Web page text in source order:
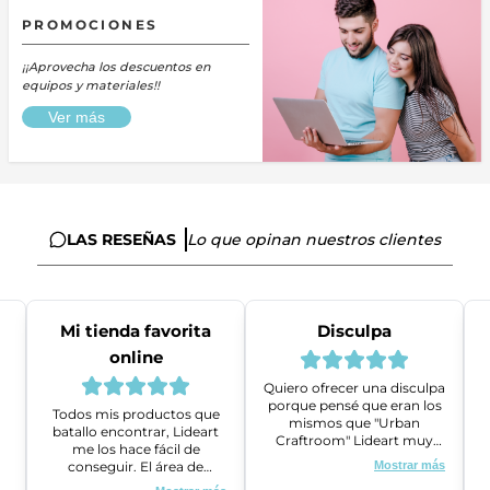
PROMOCIONES
¡¡Aprovecha los descuentos en
equipos y materiales!!
Ver más
LAS RESEÑAS Lo que opinan nuestros clientes
Mi tienda favorita
online
Todos mis productos que
batallo encontrar, Lideart
me los hace fácil de
conseguir. El área de
ventas es super amable y
Disculpa
Quiero ofrecer una disculpa
porque pensé que eran los
mismos que "Urban
Craftroom" Lideart muy
amables me ayudaron a
gestionar un problema que
Mostrar más